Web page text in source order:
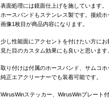
表面処理には鏡面仕上げを施しています。
ホースバンドもステンレス製です。接続
画像1枚目が商品内容になります。
少し性能面にアクセントを付けたい方に
見た目のカスタム効果にも良いと思います
取り付けは付属のホースバンド、サムコ
純正エアクリーナーでも装着可能です。
WirusWinステッカー、WirusWinプレート